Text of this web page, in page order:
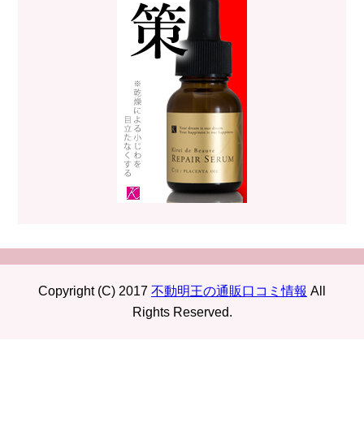
Copyright (C) 2017 不動明王の通販口コミ情報 All
Rights Reserved.